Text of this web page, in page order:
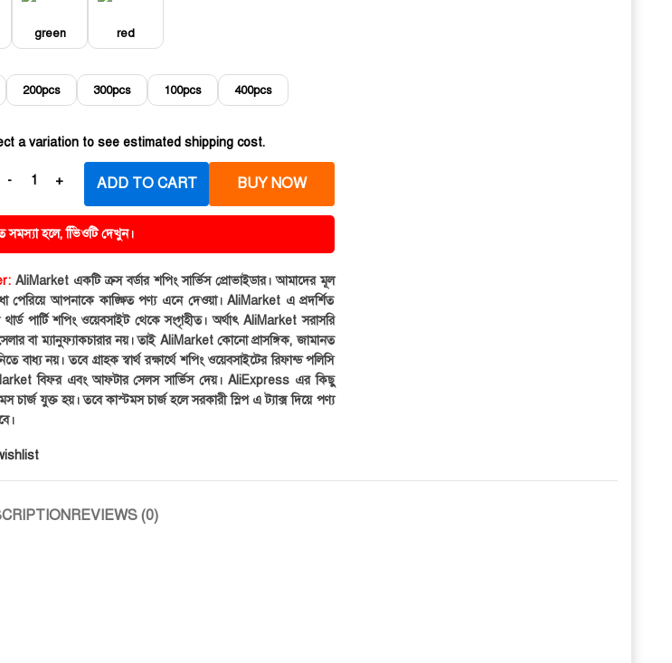
green red
200pcs 300pcs 100pcs 400pcs
a variation to see estimated shipping cost.
ADD TO CART BUY NOW
সমস্যা হলে, ভিিওটি দেখুন।
AliMarket একটি ক্রস বর্ডার শপিং সার্ভিস প্রোভাইডার। আমাদের মূল
পেরিয়ে আপনাকে কাঙ্ক্ষিত পণ্য এনে দেওয়া। AliMarket এ প্রদর্শিত
থার্ড পার্টি শপিং ওয়েবসাইট থেকে সংগৃহীত। অর্থাৎ AliMarket সরাসরি
বা ম্যানুফ্যাকচারার নয়। তাই AliMarket কোনো প্রাসঙ্গিক, জামানত
বাধ্য নয়। তবে গ্রাহক স্বার্থ রক্ষার্থে শপিং ওয়েবসাইটের রিফান্ড পলিসি
বিফর এবং আফটার সেলস সার্ভিস দেয়। AliExpress এর কিছু
চার্জ যুক্ত হয়। তবে কাস্টমস চার্জ হলে সরকারী স্লিপ এ ট্যাক্স দিয়ে পণ্য
REVIEWS (0)